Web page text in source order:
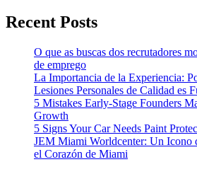
Recent Posts
O que as buscas dos recrutadores
de emprego
La Importancia de la Experiencia:
Lesiones Personales de Calidad es
5 Mistakes Early-Stage Founders
Growth
5 Signs Your Car Needs Paint
JEM Miami Worldcenter: Un Icono
el Corazón de Miami